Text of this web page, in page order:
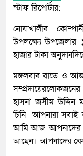
স্টাফ রিপোর্টার:
নোয়াখালীর
উপলক্ষ্যে উপজেলার
হাজার টাকা
মঙ্গলবার রাতে ও
হাসনা জসীম
চিনি। আপনারা
আমি আজ আপনাদের
আছেন। আপনাদের